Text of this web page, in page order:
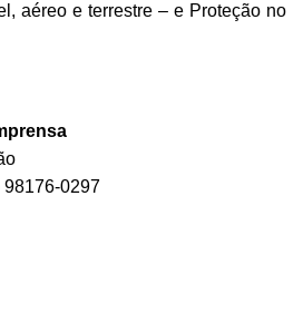
aéreo e terrestre – e Proteção no
98176-0297